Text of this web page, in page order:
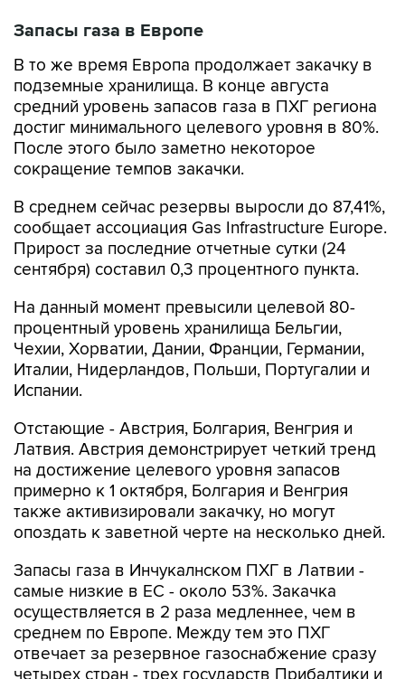
Запасы газа в Европе
В то же время Европа продолжает закачку в
подземные хранилища. В конце августа
средний уровень запасов газа в ПХГ региона
достиг минимального целевого уровня в 80%.
После этого было заметно некоторое
сокращение темпов закачки.
В среднем сейчас резервы выросли до 87,41%,
сообщает ассоциация Gas Infrastructure Europe.
Прирост за последние отчетные сутки (24
сентября) составил 0,3 процентного пункта.
На данный момент превысили целевой 80-
процентный уровень хранилища Бельгии,
Чехии, Хорватии, Дании, Франции, Германии,
Италии, Нидерландов, Польши, Португалии и
Испании.
Отстающие - Австрия, Болгария, Венгрия и
Латвия. Австрия демонстрирует четкий тренд
на достижение целевого уровня запасов
примерно к 1 октября, Болгария и Венгрия
также активизировали закачку, но могут
опоздать к заветной черте на несколько дней.
Запасы газа в Инчукалнском ПХГ в Латвии -
самые низкие в ЕС - около 53%. Закачка
осуществляется в 2 раза медленнее, чем в
среднем по Европе. Между тем это ПХГ
отвечает за резервное газоснабжение сразу